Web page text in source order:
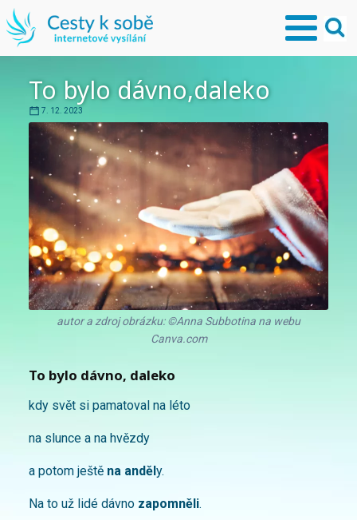
To bylo dávno,daleko
7. 12. 2023
autor a zdroj obrázku: ©Anna Subbotina na webu
Canva.com
To bylo dávno, daleko
kdy svět si pamatoval na léto
na slunce a na hvězdy
a potom ještě na anděly.
Na to už lidé dávno zapomněli.